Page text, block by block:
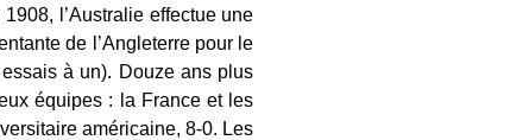
l’Australie effectue une
de l’Angleterre pour le
à un). Douze ans plus
équipes : la France et les
américaine, 8-0. Les